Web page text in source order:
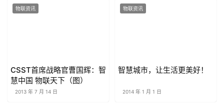
物联资讯
CSST首席战略官曹国辉：智
慧中国 物联天下（图）
2013 年 7 月 14 日
物联资讯
智慧城市，让生活更美好！
2014 年 1 月 1 日